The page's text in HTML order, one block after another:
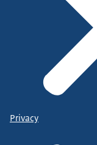
Privacy